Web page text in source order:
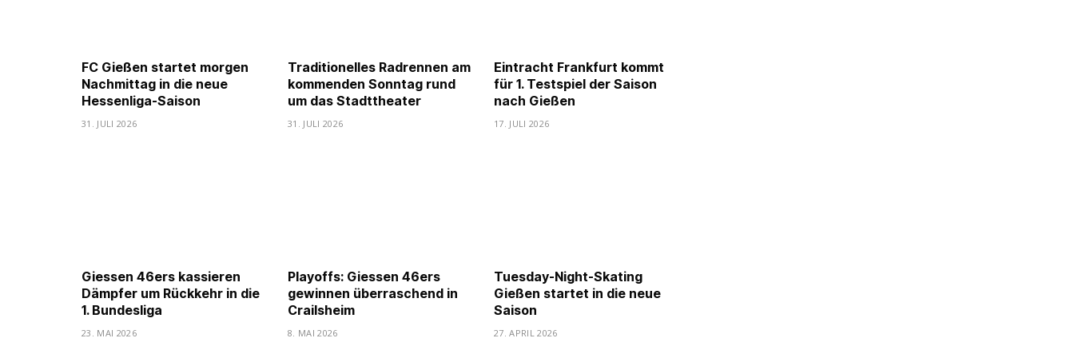
FC Gießen startet morgen
Nachmittag in die neue
Hessenliga-Saison
31. JULI 2026
Traditionelles Radrennen am
kommenden Sonntag rund
um das Stadttheater
31. JULI 2026
Eintracht Frankfurt kommt
für 1. Testspiel der Saison
nach Gießen
17. JULI 2026
Giessen 46ers kassieren
Dämpfer um Rückkehr in die
1. Bundesliga
23. MAI 2026
Playoffs: Giessen 46ers
gewinnen überraschend in
Crailsheim
8. MAI 2026
Tuesday-Night-Skating
Gießen startet in die neue
Saison
27. APRIL 2026